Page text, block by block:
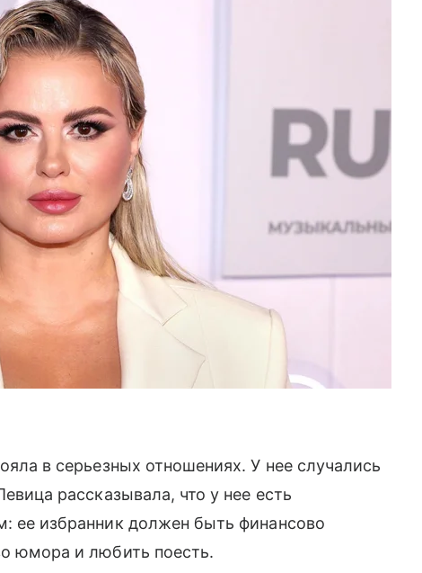
в серьезных отношениях. У нее случались
рассказывала, что у нее есть
ее избранник должен быть финансово
юмора и любить поесть.